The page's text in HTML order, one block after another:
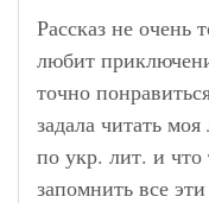
Рассказ не очень
любит
точно
задала читать
по укр. лит. и что
запомнить все